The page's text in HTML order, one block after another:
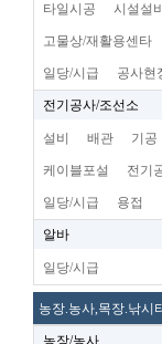
타일시공 시설설비
고물상/재활용센타
일당/시급 공사현
전기공사/조선소
설비 배관 기공
케이블포설 전기
일당/시급 용접
알바
일당/시급
농장.농사,목장.낚시
농장/농사